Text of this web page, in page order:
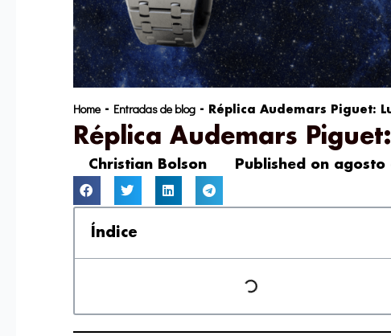
Home - Entradas de blog - Réplica Audemars Piguet:
Réplica Audemars
Christian Bolson Published on agosto
Índice